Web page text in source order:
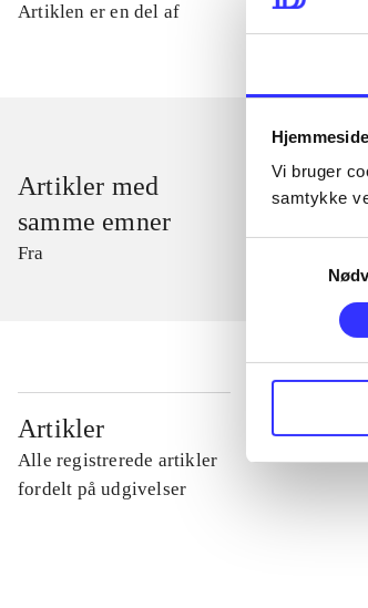
Vi bruger
samtykke
Artiklen er en del af
Artikler med
samme emner
Fra
Artikler
Alle registrerede artikler
fordelt på udgivelser